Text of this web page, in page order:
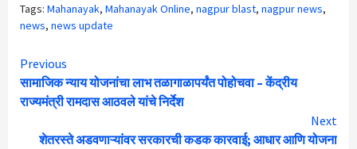
Tags: Mahanayak, Mahanayak Online, nagpur blast, nagpur news,
news, news update
Continue
Reading
Previous
सामाजिक न्याय योजनांचा लाभ तळागाळापर्यंत पोहोचवा – केंद्रीय
राज्यमंत्री रामदास आठवले यांचे निर्देश
Next
शेतरस्ते अडवणाऱ्यांवर सरकारची कडक कारवाई; आधार आणि योजना